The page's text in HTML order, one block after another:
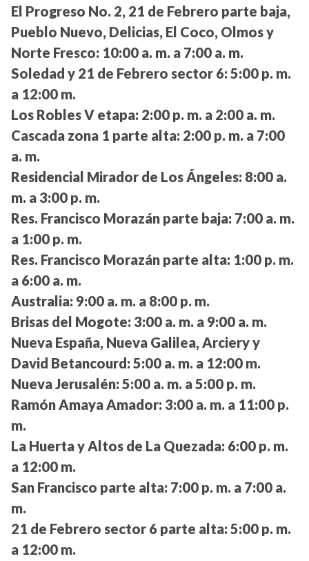
El Progreso No. 2, 21 de Febrero parte baja,
Pueblo Nuevo, Delicias, El Coco, Olmos y
Norte Fresco: 10:00 a. m. a 7:00 a. m.
Soledad y 21 de Febrero sector 6: 5:00 p. m.
a 12:00 m.
Los Robles V etapa: 2:00 p. m. a 2:00 a. m.
Cascada zona 1 parte alta: 2:00 p. m. a 7:00
a. m.
Residencial Mirador de Los Ángeles: 8:00 a.
m. a 3:00 p. m.
Res. Francisco Morazán parte baja: 7:00 a. m.
a 1:00 p. m.
Res. Francisco Morazán parte alta: 1:00 p. m.
a 6:00 a. m.
Australia: 9:00 a. m. a 8:00 p. m.
Brisas del Mogote: 3:00 a. m. a 9:00 a. m.
Nueva España, Nueva Galilea, Arciery y
David Betancourd: 5:00 a. m. a 12:00 m.
Nueva Jerusalén: 5:00 a. m. a 5:00 p. m.
Ramón Amaya Amador: 3:00 a. m. a 11:00 p.
m.
La Huerta y Altos de La Quezada: 6:00 p. m.
a 12:00 m.
San Francisco parte alta: 7:00 p. m. a 7:00 a.
m.
21 de Febrero sector 6 parte alta: 5:00 p. m.
a 12:00 m.